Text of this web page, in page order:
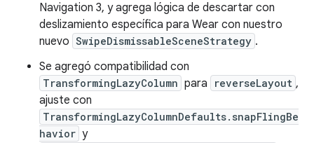
Navigation 3, y agrega lógica de descartar con
deslizamiento específica para Wear con nuestro
nuevo SwipeDismissableSceneStrategy .
Se agregó compatibilidad con
TransformingLazyColumn para reverseLayout ,
ajuste con
TransformingLazyColumnDefaults.snapFlingBe
havior y